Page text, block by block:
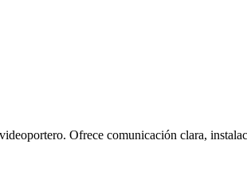
Ofrece comunicación clara,